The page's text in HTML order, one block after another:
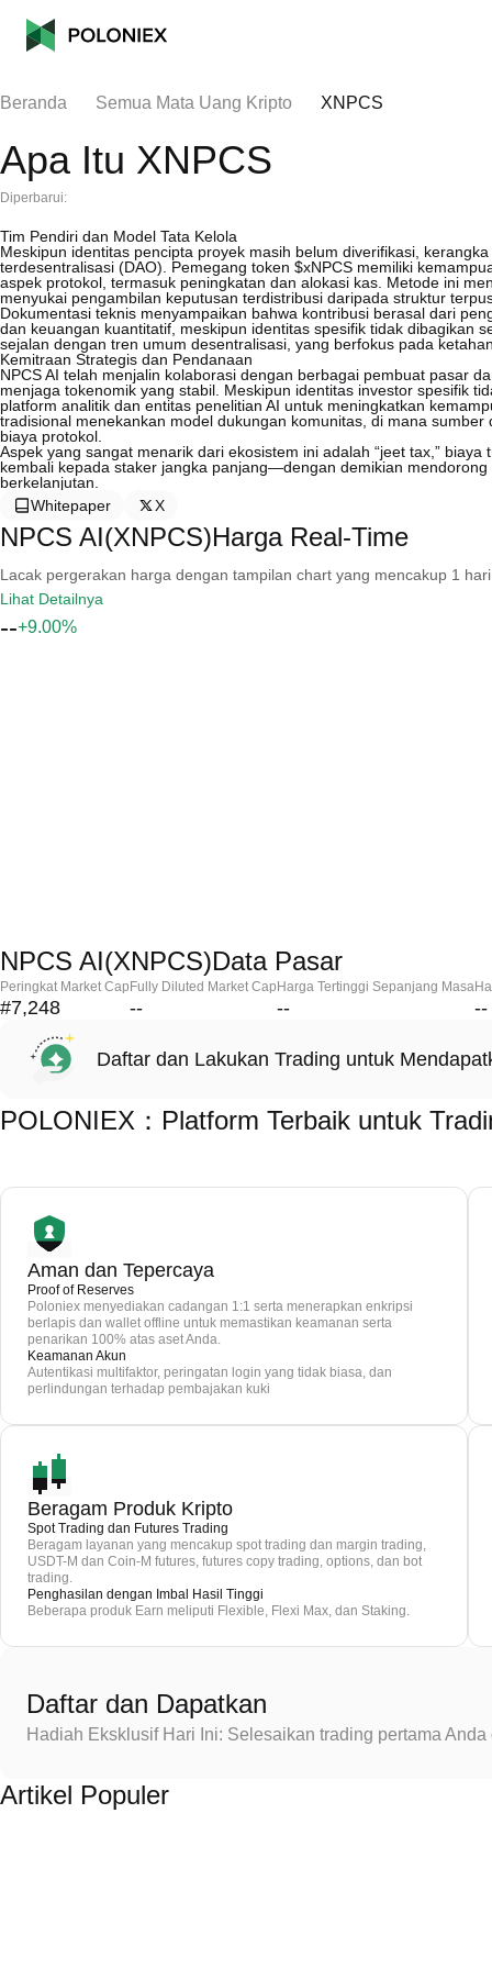
Beranda Semua Mata Uang Kripto XNPCS
Apa Itu XNPCS
Diperbarui:
Tim Pendiri dan Model Tata Kelola
Meskipun identitas pencipta proyek masih belum diverifikasi,
terdesentralisasi (DAO). Pemegang token $xNPCS memiliki
aspek protokol, termasuk peningkatan dan alokasi kas. Metode ini
menyukai pengambilan keputusan terdistribusi daripada struktur
Dokumentasi teknis menyampaikan bahwa kontribusi berasal dari
dan keuangan kuantitatif, meskipun identitas spesifik tidak dibagikan
sejalan dengan tren umum desentralisasi, yang berfokus pada
Kemitraan Strategis dan Pendanaan
NPCS AI telah menjalin kolaborasi dengan berbagai pembuat pasar
menjaga tokenomik yang stabil. Meskipun identitas investor spesifik
platform analitik dan entitas penelitian AI untuk meningkatkan
tradisional menekankan model dukungan komunitas, di mana
biaya protokol.
Aspek yang sangat menarik dari ekosistem ini adalah “jeet tax,”
kembali kepada staker jangka panjang—dengan demikian
berkelanjutan.
Whitepaper
X
NPCS AI(XNPCS)Harga Real-Time
Lacak pergerakan harga dengan tampilan chart yang mencakup 1
Lihat Detailnya
--+9.00%
NPCS AI(XNPCS)Data Pasar
Peringkat Market Cap
#7,248
Fully Diluted Market Cap
--
Harga Tertinggi Sepanjang Masa
-- --
Daftar dan Lakukan Trading untuk
POLONIEX：Platform Terbaik untuk
Aman dan Tepercaya
Proof of Reserves
Poloniex menyediakan cadangan 1:1 serta menerapkan enkripsi
berlapis dan wallet offline untuk memastikan keamanan serta
penarikan 100% atas aset Anda.
Keamanan Akun
Autentikasi multifaktor, peringatan login yang tidak biasa, dan
perlindungan terhadap pembajakan kuki
Beragam Produk Kripto
Spot Trading dan Futures Trading
Beragam layanan yang mencakup spot trading dan margin trading,
USDT-M dan Coin-M futures, futures copy trading, options, dan bot
trading.
Penghasilan dengan Imbal Hasil Tinggi
Beberapa produk Earn meliputi Flexible, Flexi Max, dan Staking.
Daftar dan Dapatkan
Hadiah Eksklusif Hari Ini: Selesaikan trading pertama
Artikel Populer